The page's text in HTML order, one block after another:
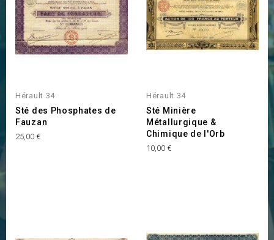
Hérault 34
Sté des Phosphates de
Fauzan
Prix
25,00 €
Hérault 34
Sté Minière
Métallurgique &
Chimique de l'Orb
Prix
10,00 €